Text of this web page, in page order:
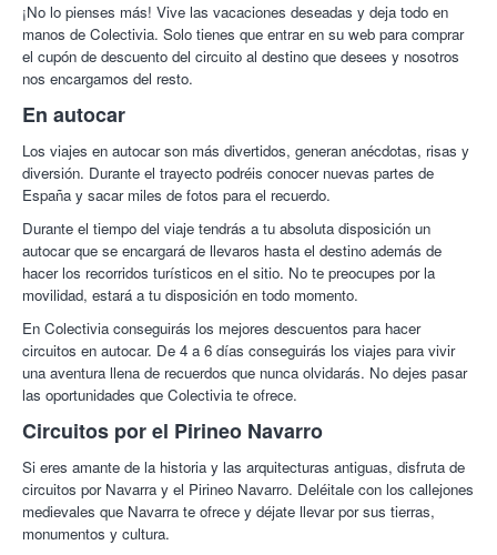
¡No lo pienses más! Vive las vacaciones deseadas y deja todo en
manos de Colectivia. Solo tienes que entrar en su web para comprar
el cupón de descuento del circuito al destino que desees y nosotros
nos encargamos del resto.
En autocar
Los viajes en autocar son más divertidos, generan anécdotas, risas y
diversión. Durante el trayecto podréis conocer nuevas partes de
España y sacar miles de fotos para el recuerdo.
Durante el tiempo del viaje tendrás a tu absoluta disposición un
autocar que se encargará de llevaros hasta el destino además de
hacer los recorridos turísticos en el sitio. No te preocupes por la
movilidad, estará a tu disposición en todo momento.
En Colectivia conseguirás los mejores descuentos para hacer
circuitos en autocar. De 4 a 6 días conseguirás los viajes para vivir
una aventura llena de recuerdos que nunca olvidarás. No dejes pasar
las oportunidades que Colectivia te ofrece.
Circuitos por el Pirineo Navarro
Si eres amante de la historia y las arquitecturas antiguas, disfruta de
circuitos por Navarra y el Pirineo Navarro. Deléitale con los callejones
medievales que Navarra te ofrece y déjate llevar por sus tierras,
monumentos y cultura.